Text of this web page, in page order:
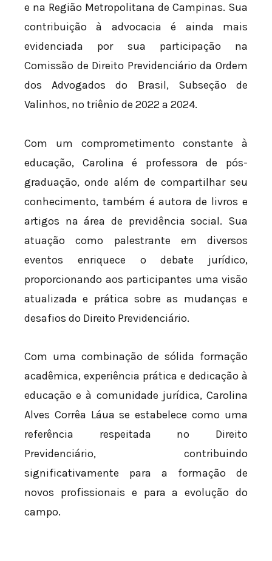
e na Região Metropolitana de Campinas. Sua
contribuição à advocacia é ainda mais
evidenciada por sua participação na
Comissão de Direito Previdenciário da Ordem
dos Advogados do Brasil, Subseção de
Valinhos, no triênio de 2022 a 2024.
Com um comprometimento constante à
educação, Carolina é professora de pós-
graduação, onde além de compartilhar seu
conhecimento, também é autora de livros e
artigos na área de previdência social. Sua
atuação como palestrante em diversos
eventos enriquece o debate jurídico,
proporcionando aos participantes uma visão
atualizada e prática sobre as mudanças e
desafios do Direito Previdenciário.
Com uma combinação de sólida formação
acadêmica, experiência prática e dedicação à
educação e à comunidade jurídica, Carolina
Alves Corrêa Láua se estabelece como uma
referência respeitada no Direito
Previdenciário, contribuindo
significativamente para a formação de
novos profissionais e para a evolução do
campo.